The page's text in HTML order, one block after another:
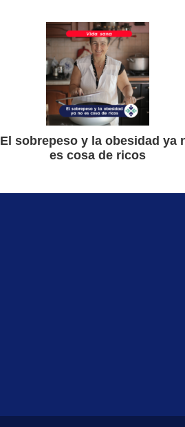
El sobrepeso y la obesidad ya
es cosa de ricos